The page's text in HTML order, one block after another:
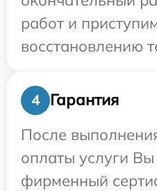
работ и
восстановлению
4
Гарантия
После
оплаты услуги Вы
фирменный